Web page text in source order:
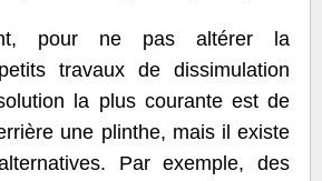
pour ne pas altérer la
travaux de dissimulation
la plus courante est de
une plinthe, mais il existe
Par exemple, des